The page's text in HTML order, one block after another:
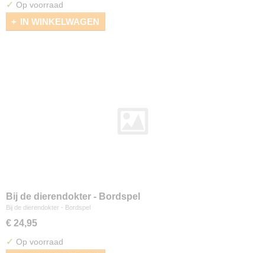
✓ Op voorraad
IN WINKELWAGEN
Bij de dierendokter - Bordspel
Bij de dierendokter - Bordspel
€ 24,95
✓ Op voorraad